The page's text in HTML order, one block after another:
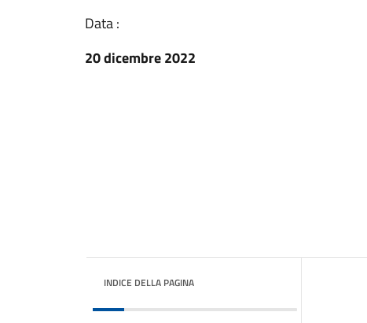
Data :
20 dicembre 2022
INDICE DELLA PAGINA